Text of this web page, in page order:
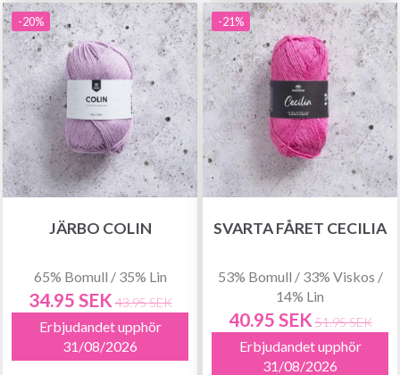
-20%
JÄRBO COLIN
65% Bomull / 35% Lin
34.95 SEK 43.95 SEK
Erbjudandet upphör
31/08/2026
-21%
SVARTA FÅRET CECILIA
53% Bomull / 33% Viskos /
14% Lin
40.95 SEK 51.95 SEK
Erbjudandet upphör
31/08/2026